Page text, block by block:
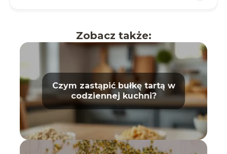
Zobacz także:
Czym zastąpić bułkę tartą w
codziennej kuchni?